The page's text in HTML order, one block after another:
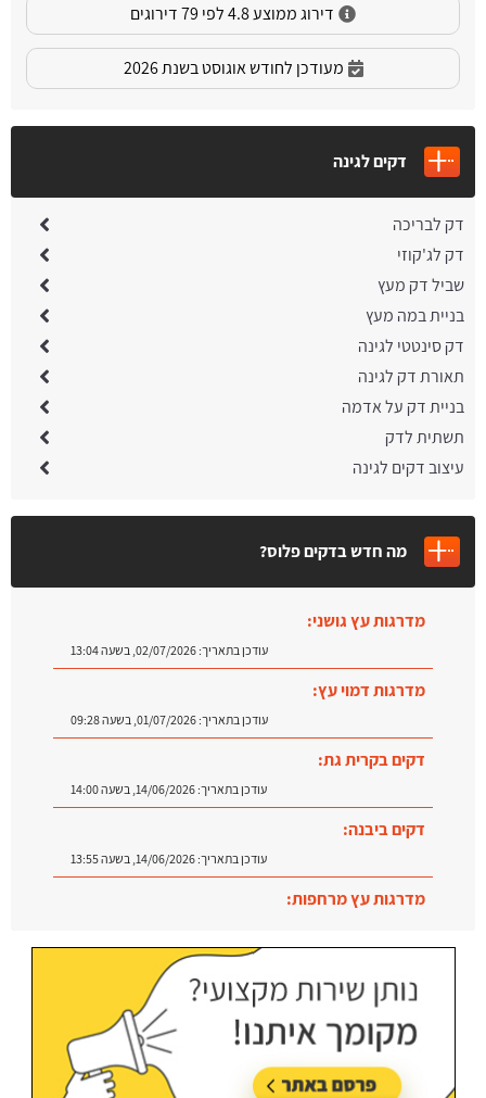
דירוג ממוצע 4.8 לפי 79 דירוגים
מעודכן לחודש אוגוסט בשנת 2026
דקים לגינה
דק לבריכה
דק לג'קוזי
שביל דק מעץ
בניית במה מעץ
דק סינטטי לגינה
תאורת דק לגינה
בניית דק על אדמה
תשתית לדק
עיצוב דקים לגינה
מה חדש בדקים פלוס?
מדרגות עץ גושני:
עודכן בתאריך:02/07/2026, בשעה 13:04
מדרגות דמוי עץ:
עודכן בתאריך:01/07/2026, בשעה 09:28
דקים בקרית גת:
עודכן בתאריך:14/06/2026, בשעה 14:00
דקים ביבנה:
עודכן בתאריך:14/06/2026, בשעה 13:55
מדרגות עץ מרחפות: